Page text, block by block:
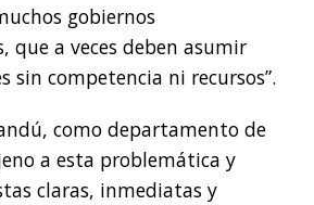
gobiernos
que a veces deben asumir
sin competencia ni recursos”.
como departamento de
a esta problemática y
claras, inmediatas y